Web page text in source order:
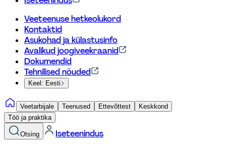
Veeteenuse hetkeolukord
Kontaktid
Asukohad ja külastusinfo
Avalikud joogiveekraanid
Dokumendid
Tehnilised nõuded
Keel: Eesti
Veetarbijale Teenused Ettevõttest
Keskkond
Töö ja praktika
Otsing
Iseteenindus